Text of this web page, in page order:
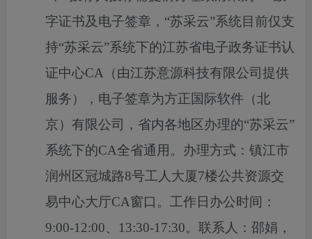
字证书及电子签章，“苏采云”系统目前仅支
持“苏采云”系统下的江苏省电子政务证书认
证中心CA（由江苏意源科技有限公司提供
服务），电子签章为方正国际软件（北
京）有限公司，省内各地区办理的“苏采云”
系统下的CA全省通用。办理方式：镇江市
润州区冠城路8号工人大厦7楼公共资源交
易中心大厅CA窗口。工作日办公时间：
9:00-12:00、13:30-17:30。联系人：邵娟，